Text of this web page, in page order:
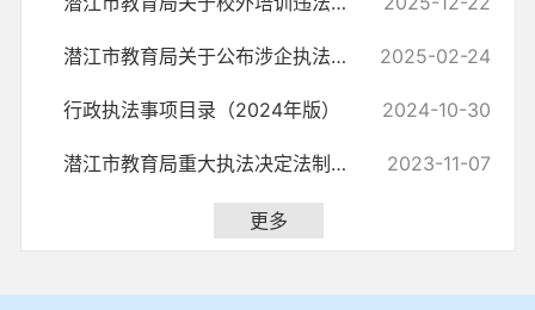
潜江市教育局关于公布涉企执法监管 投诉举报方式的公告 2025-02-24
行政执法事项目录（2024年版） 2024-10-30
潜江市教育局重大执法决定法制审核目录清单 2023-11-07
更多